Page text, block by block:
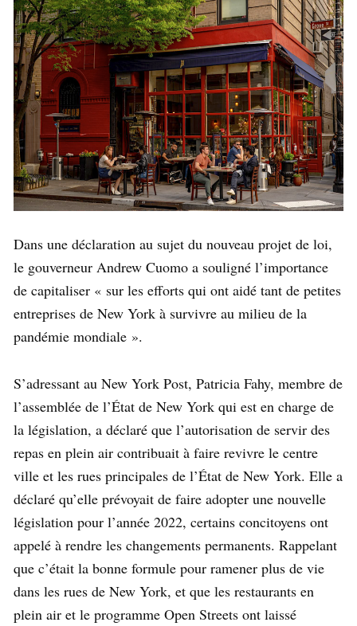
Dans une déclaration au sujet du nouveau projet de loi,
le gouverneur Andrew Cuomo a souligné l’importance
de capitaliser « sur les efforts qui ont aidé tant de petites
entreprises de New York à survivre au milieu de la
pandémie mondiale ».
S’adressant au New York Post, Patricia Fahy, membre de
l’assemblée de l’État de New York qui est en charge de
la législation, a déclaré que l’autorisation de servir des
repas en plein air contribuait à faire revivre le centre
ville et les rues principales de l’État de New York. Elle a
déclaré qu’elle prévoyait de faire adopter une nouvelle
législation pour l’année 2022, certains concitoyens ont
appelé à rendre les changements permanents. Rappelant
que c’était la bonne formule pour ramener plus de vie
dans les rues de New York, et que les restaurants en
plein air et le programme Open Streets ont laissé